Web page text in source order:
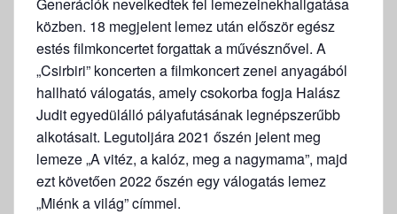
közben. 18 megjelent lemez után először egész
estés filmkoncertet forgattak a művésznővel. A
„Csirbiri” koncerten a filmkoncert zenei anyagából
hallható válogatás, amely csokorba fogja Halász
Judit egyedülálló pályafutásának legnépszerűbb
alkotásait. Legutoljára 2021 őszén jelent meg
lemeze „A vitéz, a kalóz, meg a nagymama”, majd
ezt követően 2022 őszén egy válogatás lemez
„Miénk a világ” címmel.